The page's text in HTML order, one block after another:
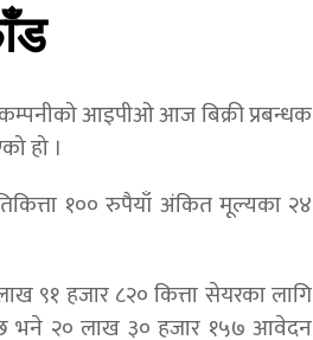
आइपीओ आज बिक्री प्रबन्धक
हो ।
१०० रुपैयाँ अंकित मूल्यका २४
९१ हजार ८२० कित्ता सेयरका लागि
भने २० लाख ३० हजार १५७ आवेदन